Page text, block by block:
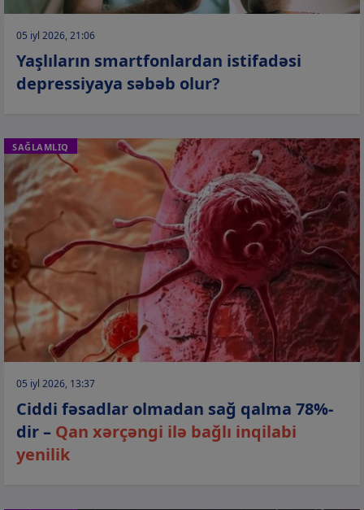
05 iyl 2026, 21:06
Yaşlıların smartfonlardan istifadəsi
depressiyaya səbəb olur?
SAĞLAMLIQ
05 iyl 2026, 13:37
Ciddi fəsadlar olmadan sağ qalma 78%-
dir – Qan xərçəngi ilə bağlı inqilabi
yenilik